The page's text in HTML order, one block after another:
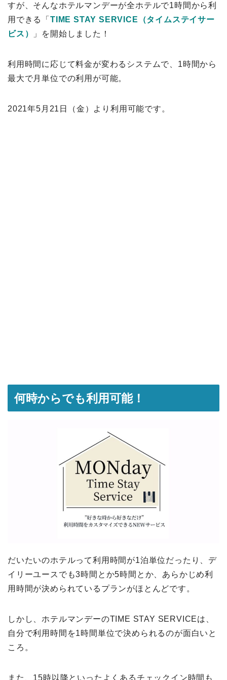
すが、そんなホテルマンデーが全ホテルで1時間から利
用できる「 TIME STAY SERVICE（タイムステイサー
ビス）
」を開始しました！
利用時間に応じて料金が変わるシステムで、1時間から
最大で月単位での利用が可能。
2021年5月21日（金）より利用可能です。
何時からでも利用可能！
だいたいのホテルって利用時間が1泊単位だったり、デ
イリーユースでも3時間とか5時間とか、あらかじめ利
用時間が決められているプランがほとんどです。
しかし、ホテルマンデーのTIME STAY SERVICEは、
自分で利用時間を1時間単位で決められるのが面白いと
ころ。
また、15時以降といったよくあるチェックイン時間も